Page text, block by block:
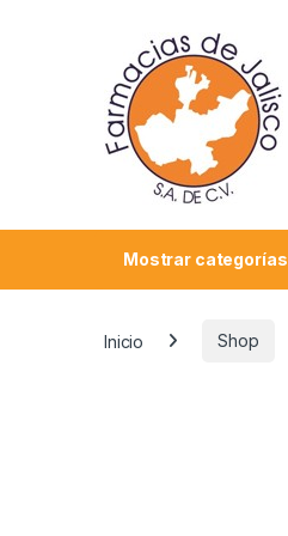
Mostrar categorías
Inicio Shop